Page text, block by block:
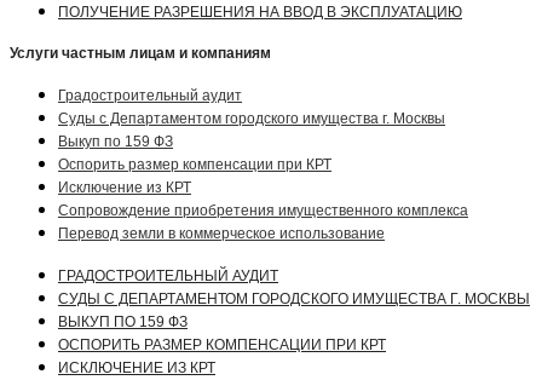
ПОЛУЧЕНИЕ РАЗРЕШЕНИЯ НА ВВОД В ЭКСПЛУАТАЦИЮ
Услуги частным лицам и компаниям
Градостроительный аудит
Суды с Департаментом городского имущества г. Москвы
Выкуп по 159 ФЗ
Оспорить размер компенсации при КРТ
Исключение из КРТ
Сопровождение приобретения имущественного комплекса
Перевод земли в коммерческое использование
ГРАДОСТРОИТЕЛЬНЫЙ АУДИТ
СУДЫ С ДЕПАРТАМЕНТОМ ГОРОДСКОГО ИМУЩЕСТВА Г. МОСКВЫ
ВЫКУП ПО 159 ФЗ
ОСПОРИТЬ РАЗМЕР КОМПЕНСАЦИИ ПРИ КРТ
ИСКЛЮЧЕНИЕ ИЗ КРТ